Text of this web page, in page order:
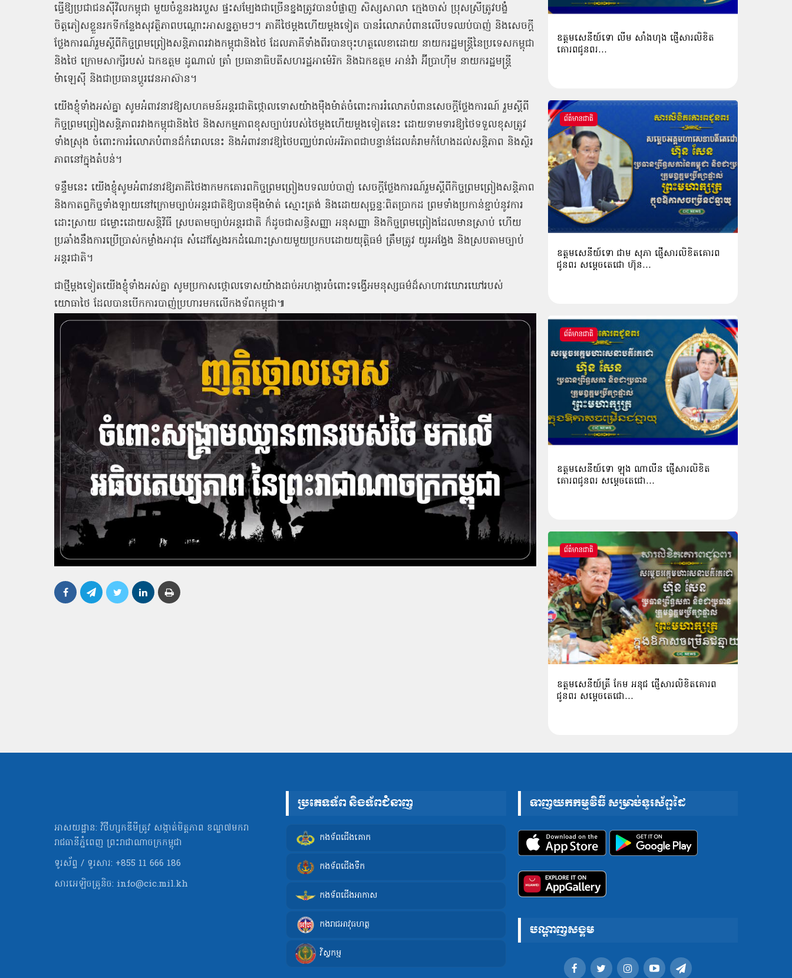
ធ្វើឱ្យប្រជាជនស៊ីវិលកម្ពុជា មួយចំនួនរងរបួស ផ្ទះសម្បែងជាច្រើនខ្នងត្រូវបានបំផ្លាញ សិស្សសាលា ក្មេងចាស់ ប្រុសស្រីត្រូវបង្ខំ
ចិត្តភៀសខ្លួនរកទីកន្លែងសុវត្ថិភាពបណ្តោះអាសន្នភ្លាមៗ។ ភាគីថៃម្តងហើយម្តងទៀត បានរំលោភបំពានលើបទឈប់បាញ់ និងសេចក្តី
ថ្លែងការណ៍រួមស្ដីពីកិច្ចព្រមព្រៀងសន្តិភាពរវាងកម្ពុជានិងថៃ ដែលភាគីទាំងពីរបានចុះហត្ថលេខាដោយ នាយករដ្ឋមន្ត្រីនៃប្រទេសកម្ពុជា
និងថៃ ក្រោមសាក្សីរបស់ ឯកឧត្តម ដូណាល់ ត្រាំ ប្រធានាធិបតីសហរដ្ឋអាម៉េរិក និងឯកឧត្តម អាន់វ៉ា អ៊ីប្រាហ៊ីម នាយករដ្ឋមន្ត្រី
ម៉ាឡេស៊ី និងជាប្រធានប្តូរវេនអាស៊ាន។
យើងខ្ញុំទាំងអស់គ្នា សូមអំពាវនាវឱ្យសហគមន៍អន្តរជាតិថ្កោលទោសយ៉ាងម៉ឺងម៉ាត់ចំពោះការរំលោភបំពានសេចក្ដីថ្លែងការណ៍ រួមស្តីពី
កិច្ចព្រមព្រៀងសន្តិភាពរវាងកម្ពុជានិងថៃ និងសកម្មភាពខុសច្បាប់របស់ថៃម្តងហើយម្តងទៀតនេះ ដោយទាមទារឱ្យថៃទទួលខុសត្រូវ
ទាំងស្រុង ចំពោះការរំលោភបំពានដ៏កំរោលនេះ និងអំពាវនាវឱ្យថៃបញ្ឈប់រាល់អរិភាពជាបន្ទាន់ដែលគំរាមកំហែងដល់សន្តិភាព និងស្ថិរ
ភាពនៅក្នុងតំបន់។
ទន្ទឹមនេះ យើងខ្ញុំសូមអំពាវនាវឱ្យភាគីថៃងាកមកគោរពកិច្ចព្រមព្រៀងបទឈប់បាញ់ សេចក្ដីថ្លែងការណ៍រួមស្តីពីកិច្ចព្រមព្រៀងសន្តិភាព
និងកាតព្វកិច្ចទាំងឡាយនៅក្រោមច្បាប់អន្ដរជាតិឱ្យបានម៉ឺងម៉ាត់ ស្មោះត្រង់ និងដោយសុច្ឆន្ទៈពិតប្រាកដ ព្រមទាំងប្រកាន់ខ្ជាប់នូវការ
ដោះស្រាយ ជម្លោះដោយសន្តិវិធី ស្របតាមច្បាប់អន្ដរជាតិ ក៏ដូចជាសន្ធិសញ្ញា អនុសញ្ញា និងកិច្ចព្រមព្រៀងដែលមានស្រាប់ ហើយ
ប្រឆាំងនឹងការប្រើប្រាស់កម្លាំងអាវុធ សំដៅស្វែងរកដំណោះស្រាយមួយប្រកបដោយយុត្តិធម៌ ត្រឹមត្រូវ យូរអង្វែង និងស្របតាមច្បាប់
អន្តរជាតិ។
ជាថ្មីម្តងទៀតយើងខ្ញុំទាំងអស់គ្នា សូមប្រកាសថ្កោលទោសយ៉ាងដាច់អហង្ការចំពោះទង្វើអមនុស្សធម៌ដ៏សាហាវឃោរឃៅរបស់
យោធាថៃ ដែលបានបើកការបាញ់ប្រហារមកលើកងទ័ពកម្ពុជា៕
ឧត្តមសេនីយ៍ទោ លីម​ សាំង​ហុង​ ផ្ញើសារលិខិត
គោរពជូនពរ…
ព័ត៌មានជាតិ
ឧត្តមសេនីយ៍ទោ ជាម សុភា ផ្ញើសារលិខិតគោរព
ជូនពរ សម្ដេចតេជោ ហ៊ុន…
ព័ត៌មានជាតិ
ឧត្ដមសេនីយ៍ទោ ឡុង ណាលីន ផ្ញើសារលិខិត
គោរពជូនពរ សម្ដេចតេជោ…
ព័ត៌មានជាតិ
ឧត្តមសេនីយ៍ត្រី កែម អនុជ ផ្ញើសារលិខិតគោរព
ជូនពរ សម្ដេចតេជោ…
អាសយដ្ឋាន: វិថីហ្សកឌីមីត្រូវ សង្កាត់មិត្ដភាព ខណ្ឌ៧មករា
រាជធានីភ្នំពេញ ព្រះរាជាណាចក្រកម្ពុជា
ទូរស័ព្ទ / ទូរសារ: +855 11 666 186
សារអេឡិចត្រូនិច: info@cic.mil.kh
ប្រភេទទ័ព និងទ័ពជំនាញ
កងទ័ពជើងគោក
កងទ័ពជើងទឹក
កងទ័ពជើងអាកាស
កងរាជអាវុធហត្ថ
វិស្វកម្ម
ទាញយកកម្មវិធី សម្រាប់ទូរស័ព្ទដៃ
បណ្តាញសង្គម